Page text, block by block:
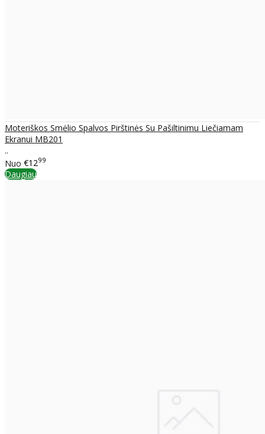
Moteriškos Smėlio Spalvos Pirštinės Su Pašiltinimu Liečiamam
Ekranui MB201
..
Nuo €1299
Daugiau